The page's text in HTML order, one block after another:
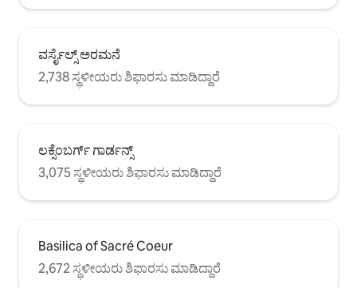
ವರ್ಸೈಲ್ಸ್ ಅರಮನೆ
2,738 ಸ್ಥಳೀಯರು ಶಿಫಾರಸು ಮಾಡಿದ್ದಾರೆ
ಲಕ್ಸೆಂಬರ್ಗ್ ಗಾರ್ಡನ್ಸ್
3,075 ಸ್ಥಳೀಯರು ಶಿಫಾರಸು ಮಾಡಿದ್ದಾರೆ
Basilica of Sacré Coeur
2,672 ಸ್ಥಳೀಯರು ಶಿಫಾರಸು ಮಾಡಿದ್ದಾರೆ